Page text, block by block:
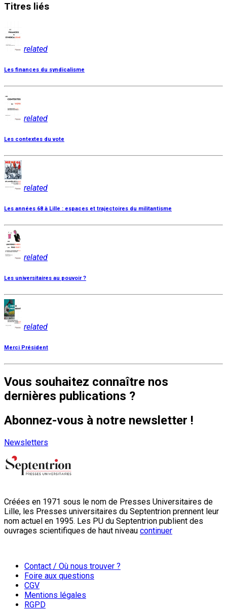
Titres liés
related
Les finances du syndicalisme
related
Les contextes du vote
related
Les années 68 à Lille : espaces et trajectoires du militantisme
related
Les universitaires au pouvoir ?
related
Merci Président
Vous souhaitez connaître nos
dernières publications ?
Abonnez-vous à notre newsletter !
Newsletters
Créées en 1971 sous le nom de Presses Universitaires de
Lille, les Presses universitaires du Septentrion prennent leur
nom actuel en 1995. Les PU du Septentrion publient des
ouvrages scientifiques de haut niveau continuer
Contact / Où nous trouver ?
Foire aux questions
CGV
Mentions légales
RGPD